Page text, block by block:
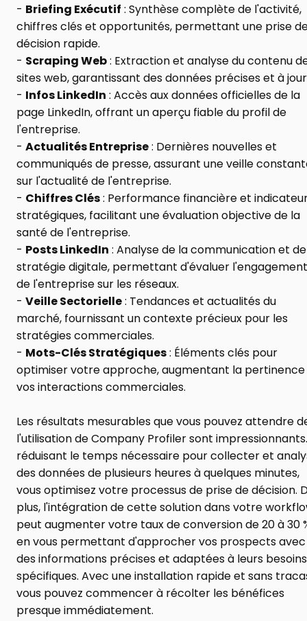
- Briefing Exécutif : Synthèse complète de l'activité,
chiffres clés et opportunités, permettant une prise
décision rapide.
- Scraping Web : Extraction et analyse du contenu
sites web, garantissant des données précises et à
- Infos LinkedIn : Accès aux données officielles de la
page LinkedIn, offrant un aperçu fiable du profil de
l'entreprise.
- Actualités Entreprise : Dernières nouvelles et
communiqués de presse, assurant une veille
sur l'actualité de l'entreprise.
- Chiffres Clés : Performance financière et
stratégiques, facilitant une évaluation objective de la
santé de l'entreprise.
- Posts LinkedIn : Analyse de la communication et
stratégie digitale, permettant d'évaluer l'engagement
de l'entreprise sur les réseaux.
- Veille Sectorielle : Tendances et actualités du
marché, fournissant un contexte précieux pour les
stratégies commerciales.
- Mots-Clés Stratégiques : Éléments clés pour
optimiser votre approche, augmentant la pertinence
vos interactions commerciales.
Les résultats mesurables que vous pouvez attendre
l'utilisation de Company Profiler sont
réduisant le temps nécessaire pour collecter et
des données de plusieurs heures à quelques minutes,
vous optimisez votre processus de prise de décision.
plus, l'intégration de cette solution dans votre
peut augmenter votre taux de conversion de 20 à 30
en vous permettant d'approcher vos prospects avec
des informations précises et adaptées à leurs besoins
spécifiques. Avec une installation rapide et sans
vous pouvez commencer à récolter les bénéfices
presque immédiatement.